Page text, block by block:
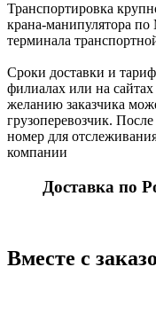
Транспортировка
крана-манипулятора
терминала
Сроки доставки и
филиалах или на
желанию заказчика
грузоперевозчик.
номер для
компании
Доставка по
Вместе с